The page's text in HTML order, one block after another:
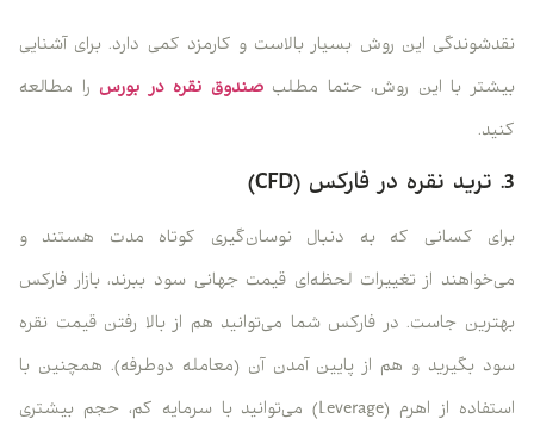
نقدشوندگی این روش بسیار بالاست و کارمزد کمی دارد. برای آشنایی
بیشتر با این روش، حتما مطلبصندوق نقره در بورس را مطالعه
کنید.
3. ترید نقره در فارکس (CFD)
برای کسانی که به دنبال نوسان‌گیری کوتاه مدت هستند و
می‌خواهند از تغییرات لحظه‌ای قیمت جهانی سود ببرند، بازار فارکس
بهترین جاست. در فارکس شما می‌توانید هم از بالا رفتن قیمت نقره
سود بگیرید و هم از پایین آمدن آن (معامله دوطرفه). همچنین با
استفاده از اهرم (Leverage) می‌توانید با سرمایه کم، حجم بیشتری